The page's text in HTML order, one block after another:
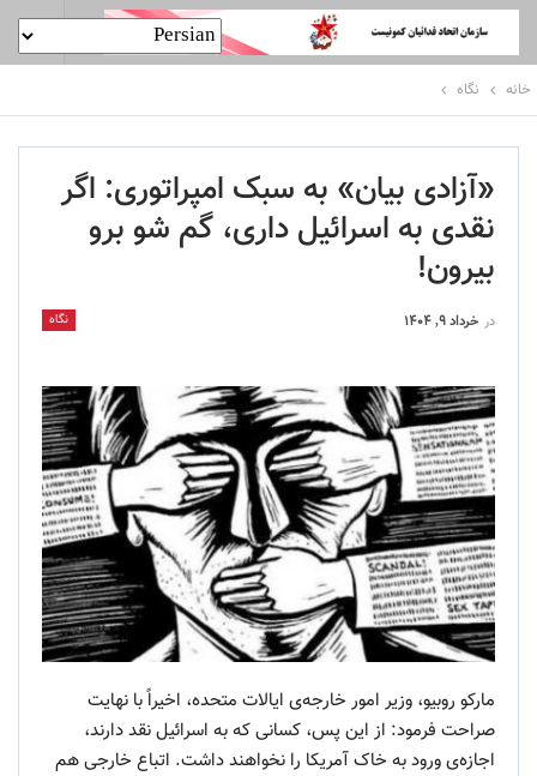
خانه نگاه
«آزادی بیان» به سبک امپراتوری: اگر
نقدی به اسرائیل داری، گم شو برو
بیرون!
نگاه در خرداد ۹, ۱۴۰۴
مارکو روبیو، وزیر امور خارجه‌ی ایالات متحده، اخیراً با نهایت
صراحت فرمود: از این پس، کسانی که به اسرائیل نقد دارند،
اجازه‌ی ورود به خاک آمریکا را نخواهند داشت. اتباع خارجی هم